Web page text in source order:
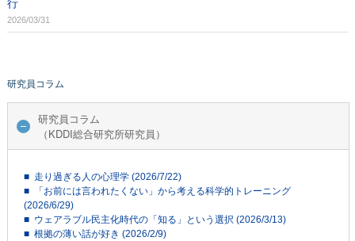
2026/03/31
研究員コラム
研究員コラム
（KDDI総合研究所研究員）
■ 走り過ぎる人の心理学 (2026/7/22)
■ 「お前には言われたくない」から考える科学的トレーニング
(2026/6/29)
■ ウェアラブル民主化時代の「知る」という選択 (2026/3/13)
■ 根拠の薄い話が好き (2026/2/9)